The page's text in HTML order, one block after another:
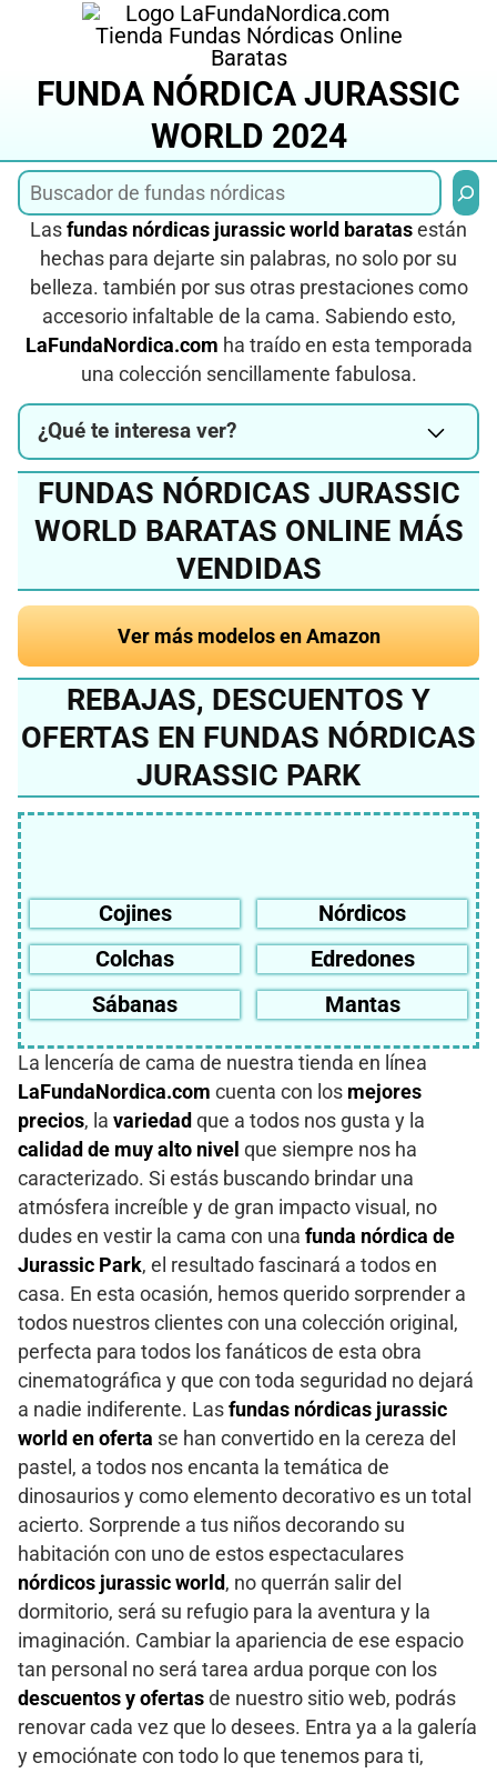
FUNDA NÓRDICA JURASSIC
WORLD 2024
Las fundas nórdicas jurassic world baratas están
hechas para dejarte sin palabras, no solo por su
belleza. también por sus otras prestaciones como
accesorio infaltable de la cama. Sabiendo esto,
LaFundaNordica.com ha traído en esta temporada
una colección sencillamente fabulosa.
¿Qué te interesa ver?
FUNDAS NÓRDICAS JURASSIC
WORLD BARATAS ONLINE MÁS
VENDIDAS
Ver más modelos en Amazon
REBAJAS, DESCUENTOS Y
OFERTAS EN FUNDAS NÓRDICAS
JURASSIC PARK
Cojines
Nórdicos
Colchas
Edredones
Sábanas
Mantas
La lencería de cama de nuestra tienda en línea
LaFundaNordica.com cuenta con los mejores
precios, la variedad que a todos nos gusta y la
calidad de muy alto nivel que siempre nos ha
caracterizado. Si estás buscando brindar una
atmósfera increíble y de gran impacto visual, no
dudes en vestir la cama con una funda nórdica de
Jurassic Park, el resultado fascinará a todos en
casa. En esta ocasión, hemos querido sorprender a
todos nuestros clientes con una colección original,
perfecta para todos los fanáticos de esta obra
cinematográfica y que con toda seguridad no dejará
a nadie indiferente. Las fundas nórdicas jurassic
world en oferta se han convertido en la cereza del
pastel, a todos nos encanta la temática de
dinosaurios y como elemento decorativo es un total
acierto. Sorprende a tus niños decorando su
habitación con uno de estos espectaculares
nórdicos jurassic world , no querrán salir del
dormitorio, será su refugio para la aventura y la
imaginación. Cambiar la apariencia de ese espacio
tan personal no será tarea ardua porque con los
descuentos y ofertas de nuestro sitio web, podrás
renovar cada vez que lo desees. Entra ya a la galería
y emociónate con todo lo que tenemos para ti,